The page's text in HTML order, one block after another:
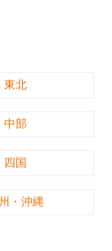
東北
中部
四国
・沖縄